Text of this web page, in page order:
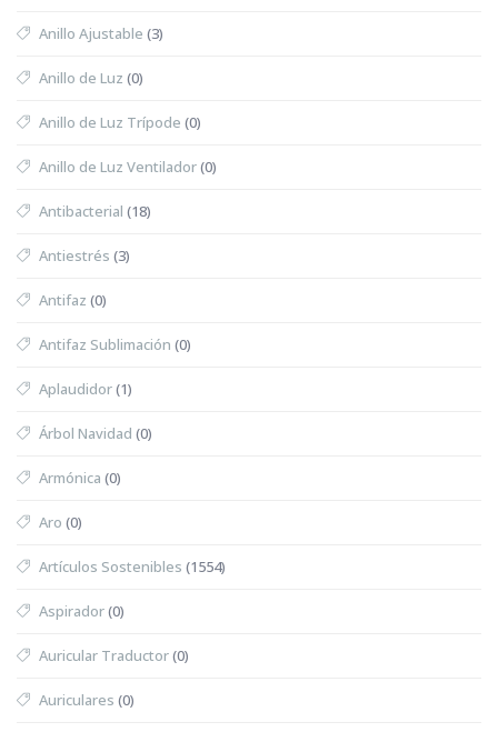
Anillo Ajustable (3)
Anillo de Luz (0)
Anillo de Luz Trípode (0)
Anillo de Luz Ventilador(0)
Antibacterial (18)
Antiestrés (3)
Antifaz (0)
Antifaz Sublimación (0)
Aplaudidor(1)
Árbol Navidad (0)
Armónica (0)
Aro (0)
Artículos Sostenibles (1554)
Aspirador(0)
Auricular Traductor(0)
Auriculares (0)